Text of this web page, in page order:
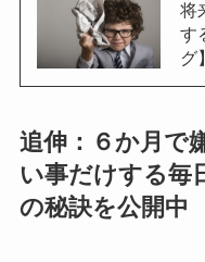
将
す
グ】
追伸：６か月で
い事だけする毎
の秘訣を公開中